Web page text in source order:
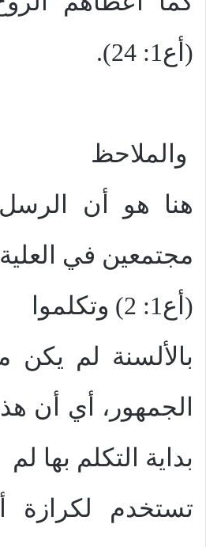
(أع1: 24).
والملاحظ
هنا هو أن الرسل
مجتمعين في
(أع1: 2) وتكلموا
بالألسنة لم
الجمهور، أي أن
بداية التكلم بها لم
تستخدم لكرازة